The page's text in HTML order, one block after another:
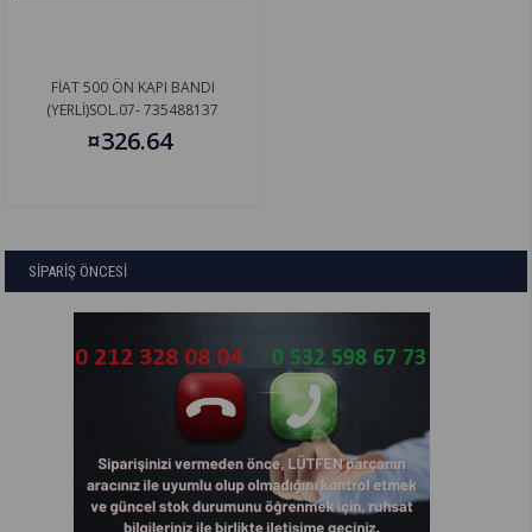
FİAT 500 ÖN KAPI BANDI
(YERLİ)SOL.07- 735488137
¤326.64
SİPARİŞ ÖNCESİ